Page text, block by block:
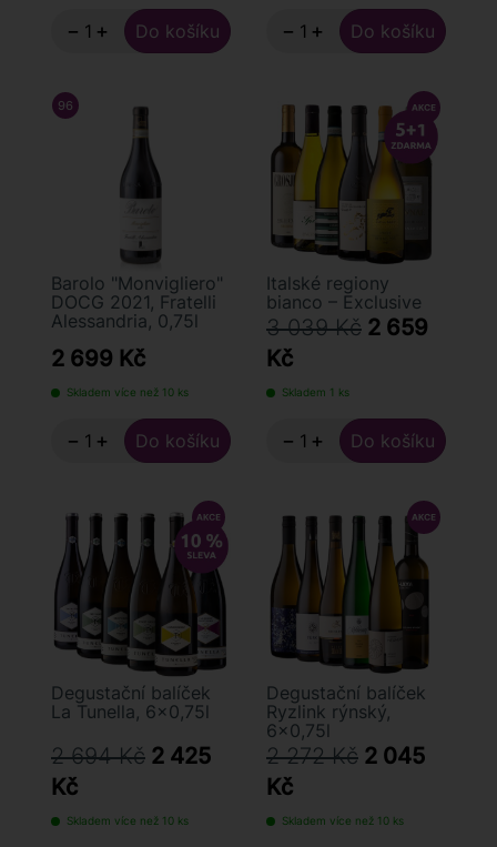
− + − +
96 ROBERT PARKER
Barolo "Monvigliero"
DOCG 2021, Fratelli
Alessandria, 0,75l
2 699 Kč
Skladem více než 10 ks
− +
Italské regiony
bianco – Exclusive
3 039 Kč 2 659
Kč
Skladem 1 ks
− +
Degustační balíček
La Tunella, 6x0,75l
2 694 Kč 2 425
Kč
Skladem více než 10 ks
Degustační balíček
Ryzlink rýnský,
6×0,75l
2 272 Kč 2 045
Kč
Skladem více než 10 ks